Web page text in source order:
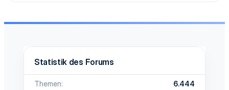
Statistik des Forums
Themen
6.444